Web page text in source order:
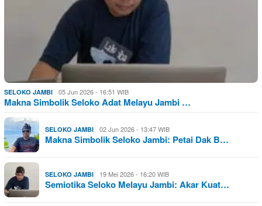
SELOKO JAMBI 05 Jun 2026 - 16:51 WIB
Makna Simbolik Seloko Adat Melayu Jambi …
SELOKO JAMBI 02 Jun 2026 - 13:47 WIB
Makna Simbolik Seloko Jambi: Petai Dak B…
SELOKO JAMBI 19 Mei 2026 - 16:20 WIB
Semiotika Seloko Melayu Jambi: Akar Kuat…